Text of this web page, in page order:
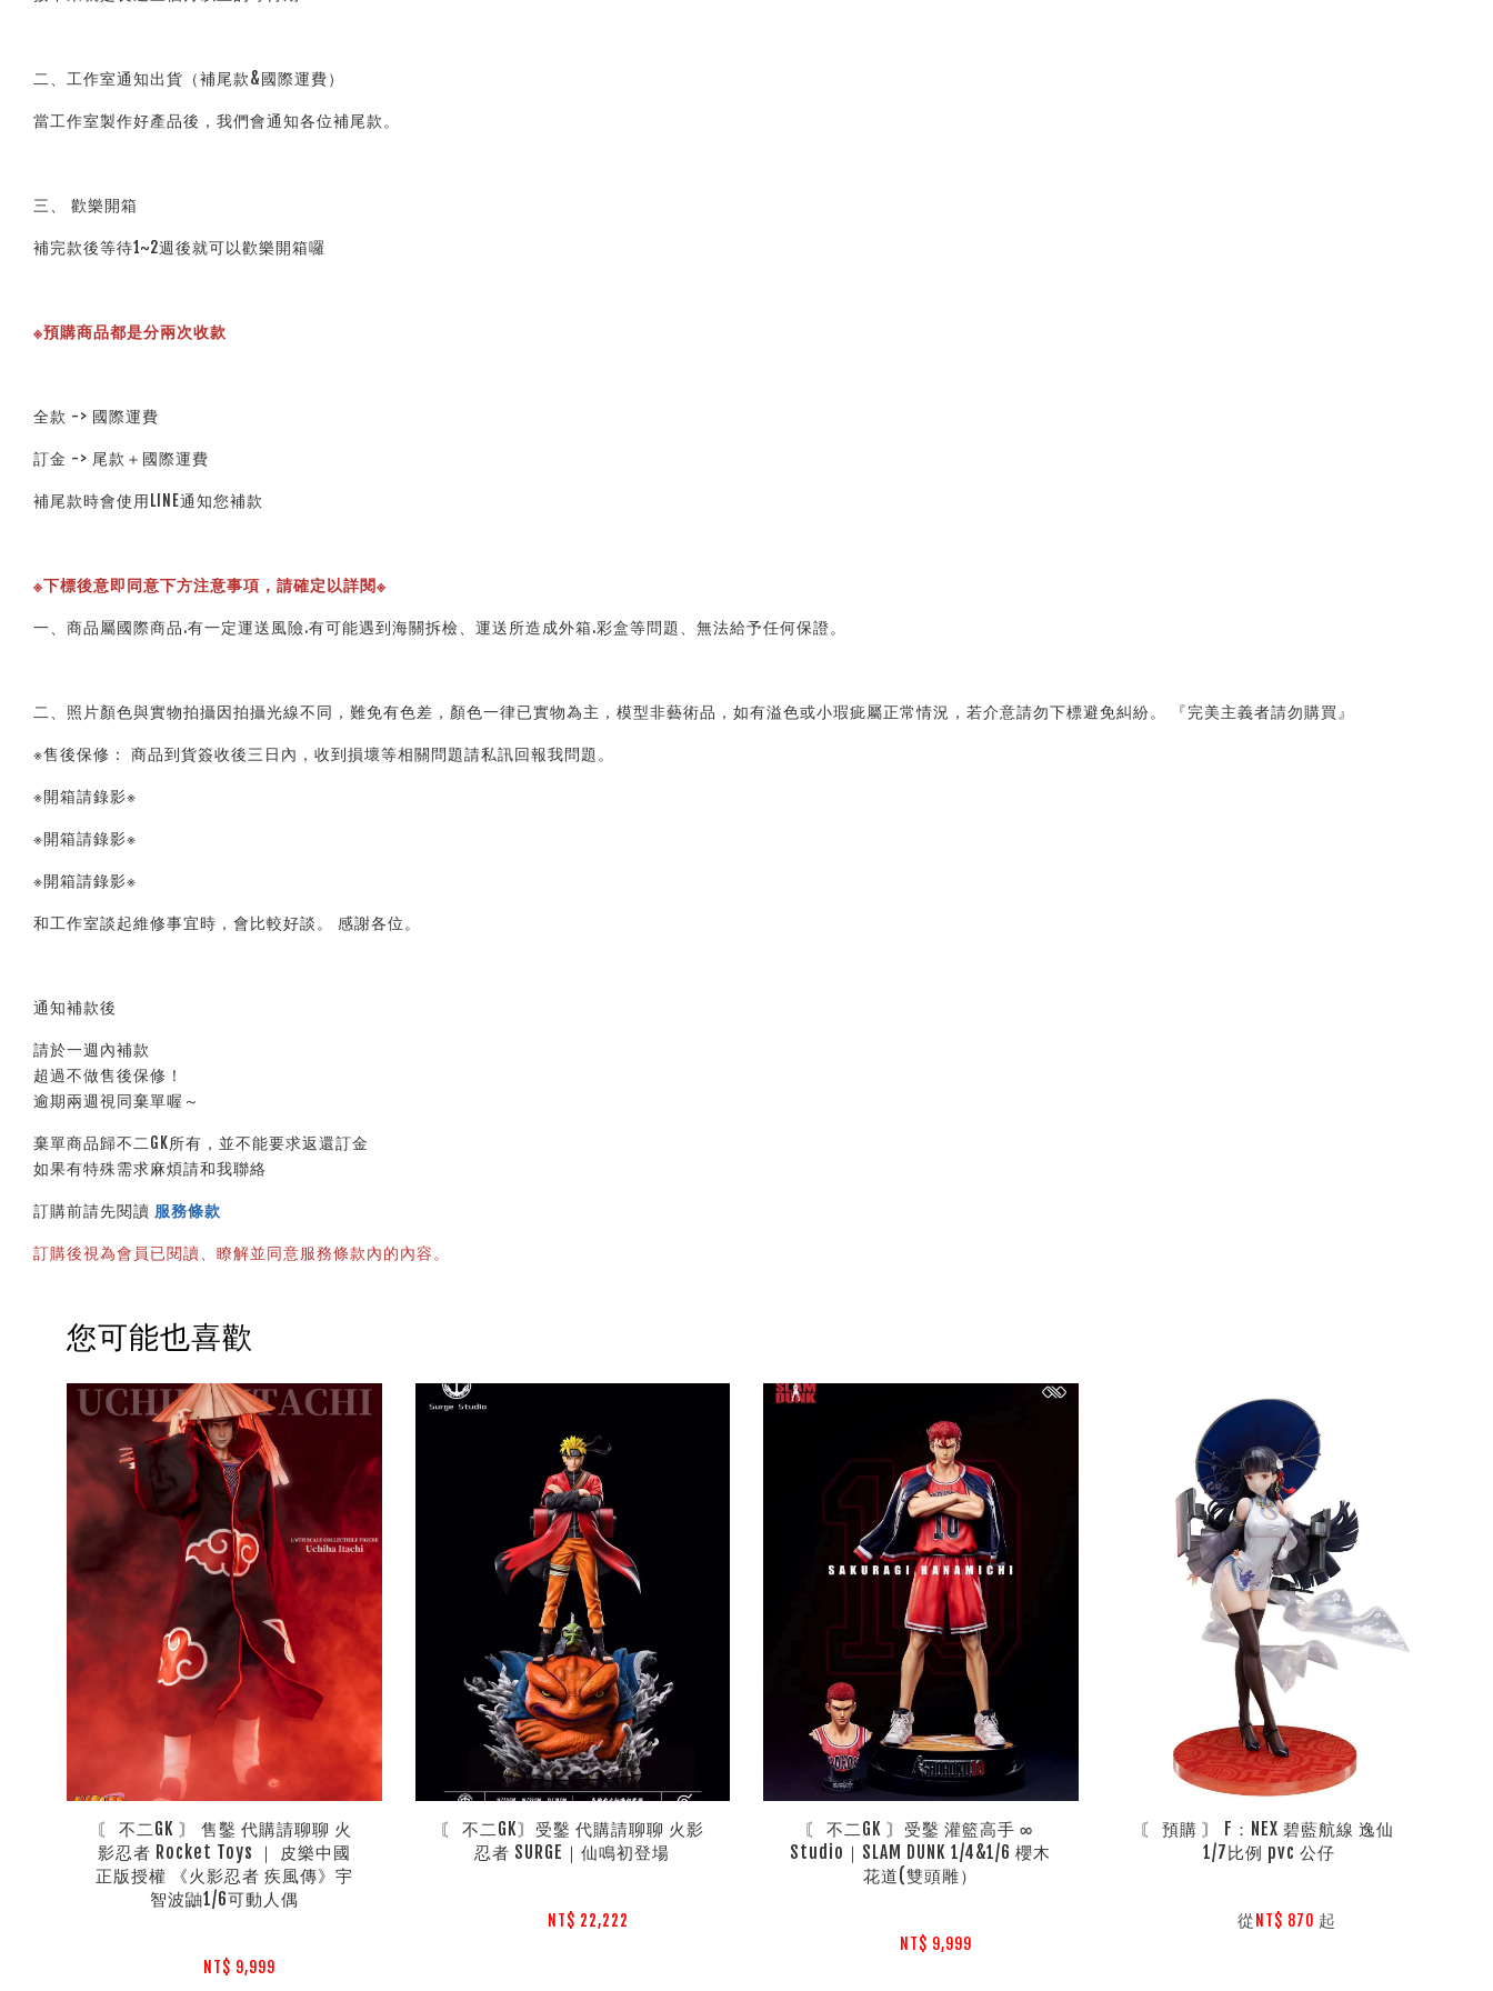
二、工作室通知出貨（補尾款&國際運費）
當工作室製作好產品後，我們會通知各位補尾款。
三、 歡樂開箱
補完款後等待1~2週後就可以歡樂開箱囉
※預購商品都是分兩次收款
全款 -> 國際運費
訂金 -> 尾款＋國際運費
補尾款時會使用LINE通知您補款
※下標後意即同意下方注意事項，請確定以詳閱※
一、商品屬國際商品.有一定運送風險.有可能遇到海關拆檢、運送所造成外箱.彩盒等問題、無法給予任何保證。
二、照片顏色與實物拍攝因拍攝光線不同，難免有色差，顏色一律已實物為主，模型非藝術品，如有溢色或小瑕疵屬正常情況，若介意請勿下標避免糾紛。 『完美主義者請勿購買』
※售後保修： 商品到貨簽收後三日內，收到損壞等相關問題請私訊回報我問題。
※開箱請錄影※
※開箱請錄影※
※開箱請錄影※
和工作室談起維修事宜時，會比較好談。 感謝各位。
通知補款後
請於一週內補款
超過不做售後保修！
逾期兩週視同棄單喔～
棄單商品歸不二GK所有，並不能要求返還訂金
如果有特殊需求麻煩請和我聯絡
訂購前請先閱讀 服務條款
訂購後視為會員已閱讀、瞭解並同意服務條款內的內容。
您可能也喜歡
〘 不二GK 〙 售鑿 代購請聊聊 火
影忍者 Rocket Toys ｜ 皮樂中國
正版授權 《火影忍者 疾風傳》宇
智波鼬1/6可動人偶
NT$ 9,999
〘 不二GK〙受鑿 代購請聊聊 火影
忍者 SURGE｜仙鳴初登場
NT$ 22,222
〘 不二GK 〙受鑿 灌籃高手 ∞
Studio｜SLAM DUNK 1/4&1/6 櫻木
花道(雙頭雕）
NT$ 9,999
〘 預購 〙 F：NEX 碧藍航線 逸仙
1/7比例 pvc 公仔
        從
NT$ 870 起